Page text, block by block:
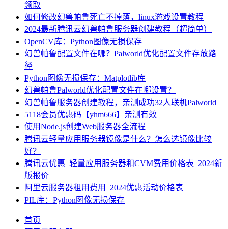
领取
如何修改幻兽帕鲁死亡不掉落，linux游戏设置教程
2024最新腾讯云幻兽帕鲁服务器创建教程（超简单）
OpenCV库：Python图像无损保存
幻兽帕鲁配置文件在哪？Palworld优化配置文件存放路
径
Python图像无损保存：Matplotlib库
幻兽帕鲁Palworld优化配置文件在哪设置？
幻兽帕鲁服务器创建教程，亲测成功32人联机Palworld
5118会员优惠码【yhm666】亲测有效
使用Node.js创建Web服务器全流程
腾讯云轻量应用服务器镜像是什么？怎么选镜像比较
好？
腾讯云优惠_轻量应用服务器和CVM费用价格表_2024新
版报价
阿里云服务器租用费用_2024优惠活动价格表
PIL库：Python图像无损保存
首页